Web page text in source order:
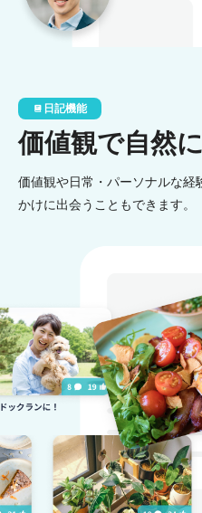
日記機能
価値観で自然
価値観や日常・パーソナルな経
かけに出会うこともできます。